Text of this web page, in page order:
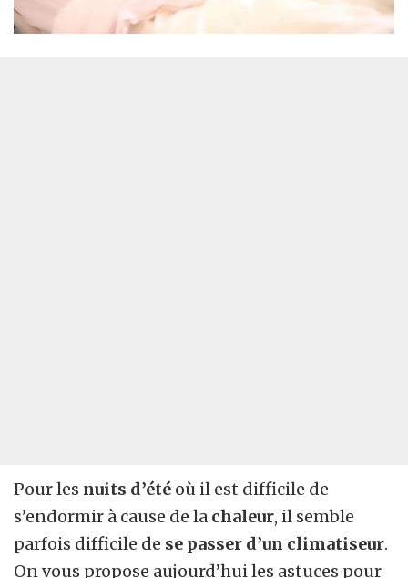
Pour les nuits d’été où il est difficile de
s’endormir à cause de la chaleur, il semble
parfois difficile de se passer d’un climatiseur.
On vous propose aujourd’hui les astuces pour